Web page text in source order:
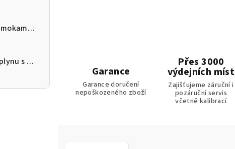
testo 860i - Bezdrátová termokamera pro chytré telefony
testo 513 - Detektor úniku plynu s ohebnou sondou
Garance
Garance doručení
nepoškozeného zboží
Přes 3000
výdejních míst
Zajišťujeme záruční i
pozáruční servis
včetně kalibrací